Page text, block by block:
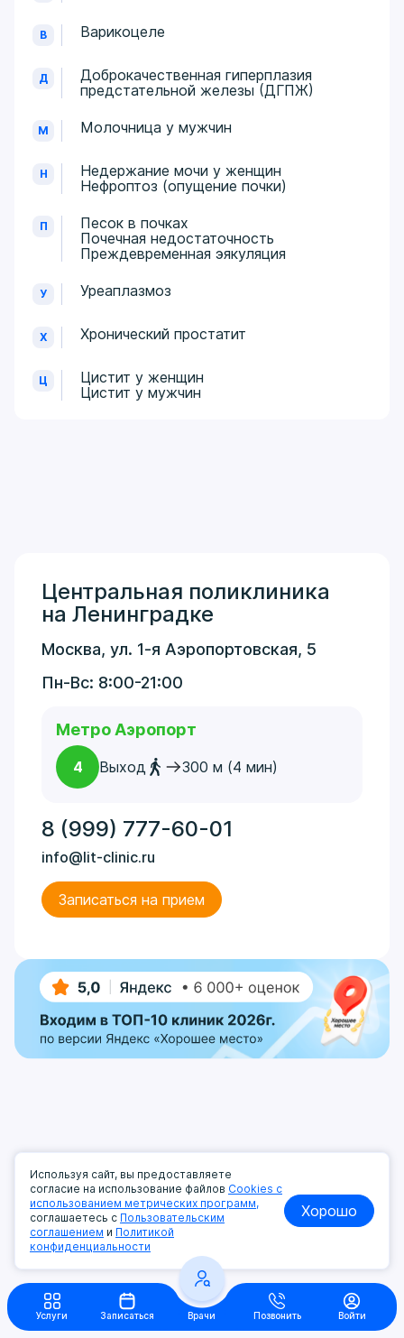
В Варикоцеле
Д
Доброкачественная гиперплазия
предстательной железы (ДГПЖ)
М Молочница у мужчин
Н
Недержание мочи у женщин
Нефроптоз (опущение почки)
П
Песок в почках
Почечная недостаточность
Преждевременная эякуляция
У Уреаплазмоз
Х Хронический простатит
Ц
Цистит у женщин
Цистит у мужчин
Центральная поликлиника
на Ленинградке
Москва, ул. 1-я Аэропортовская, 5
Пн-Вс: 8:00-21:00
Метро Аэропорт
4 Выход 300 м (4 мин)
8 (999) 777-60-01
info@lit-clinic.ru
Записаться на прием
Услуги Записаться Врачи Позвонить Войти
Используя сайт, вы предоставляете
согласие на использование файлов Cookies с
использованием метрических программ,
соглашаетесь с Пользовательским
соглашением и Политикой
конфиденциальности
Хорошо